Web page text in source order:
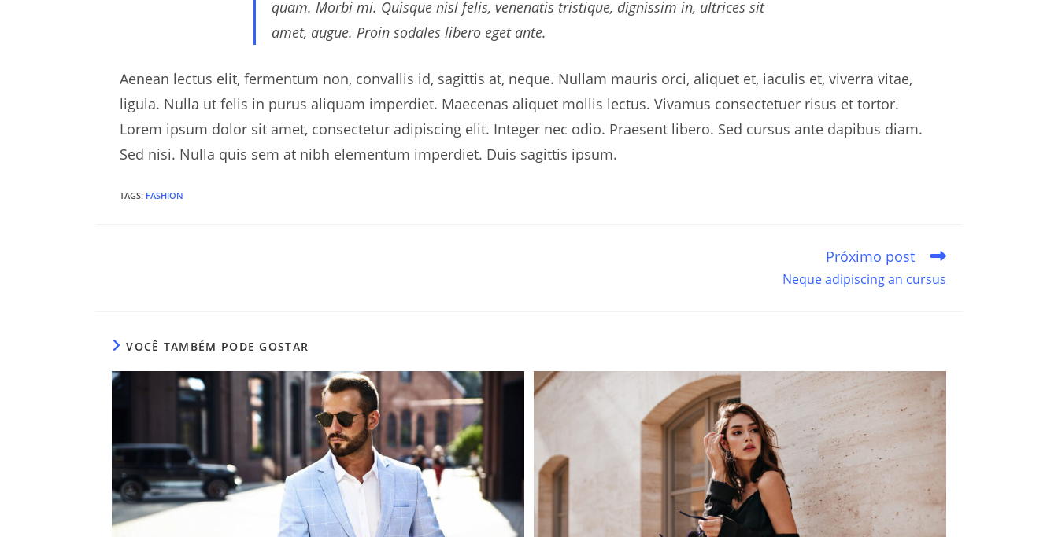
quam. Morbi mi. Quisque nisl felis, venenatis tristique, dignissim in, ultrices sit
amet, augue. Proin sodales libero eget ante.
Aenean lectus elit, fermentum non, convallis id, sagittis at, neque. Nullam mauris orci, aliquet et, iaculis et, viverra vitae,
ligula. Nulla ut felis in purus aliquam imperdiet. Maecenas aliquet mollis lectus. Vivamus consectetuer risus et tortor.
Lorem ipsum dolor sit amet, consectetur adipiscing elit. Integer nec odio. Praesent libero. Sed cursus ante dapibus diam.
Sed nisi. Nulla quis sem at nibh elementum imperdiet. Duis sagittis ipsum.
TAGS: FASHION
Próximo post
Neque adipiscing an cursus
VOCÊ TAMBÉM PODE GOSTAR